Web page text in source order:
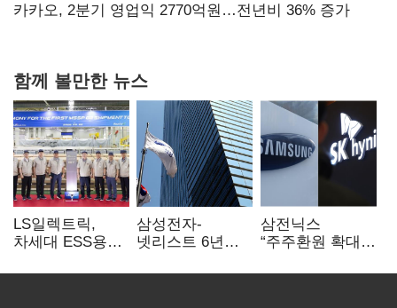
만에 다시 40%대
카카오, 2분기 영업익 2770억원…전년비 36% 증가
함께 볼만한 뉴스
LS일렉트릭,
차세대 ESS용
출하
삼성전자-
넷리스트 6년
기술 협력 확대
삼전닉스
“주주환원 확대
로이터에 성명